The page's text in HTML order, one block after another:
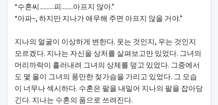
“수혼씨..........피........아프지 않아.”
“아파~, 하지만 지나가 애무해 주면 아프지 않을 거야.”
지나의 얼굴이 이상하게 변한다. 웃는 것인지, 우는 것인지
모르겠다. 지나는 자신을 상처를 살펴보고만 있었다. 그녀의
머리까락이 흘러내려 그녀의 상체를 덮고 있었다. 그중에서
도 몇 올이 그녀의 풍만한 젖가슴을 가리고 있었다. 그 모습
이 너무나 섹시하다. 수혼은 팔을 내밀어 지나의 팔을 잡아당
긴다. 지나는 수혼의 품으로 쓰려진다.